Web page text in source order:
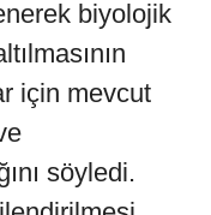
biyolojik
için mevcut
söyledi.